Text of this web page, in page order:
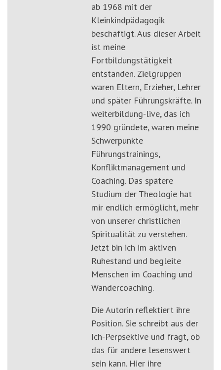
ab 1968 mit der
Kleinkindpädagogik
beschäftigt. Aus dieser Arbeit
ist meine
Fortbildungstätigkeit
entstanden. Zielgruppen
waren Eltern, Erzieher, Lehrer
und später Führungskräfte. In
weiterbildung-live, das ich
1990 gründete, waren meine
Schwerpunkte
Führungstrainings,
Konfliktmanagement und
Coaching. Das spätere
Studium der Theologie hat
mir endlich ermöglicht, mehr
von unserer christlichen
Spiritualität zu verstehen.
Jetzt bin ich im aktiven
Ruhestand und begleite
Menschen im Coaching und
Wandercoaching.
Die Autorin reflektiert ihre
Position. Sie schreibt aus der
Ich-Perpsektive und fragt, ob
das für andere lesenswert
sein kann. Hier ihre